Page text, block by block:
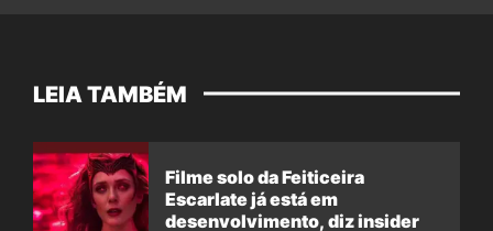
LEIA TAMBÉM
Filme solo da Feiticeira
Escarlate já está em
desenvolvimento, diz insider